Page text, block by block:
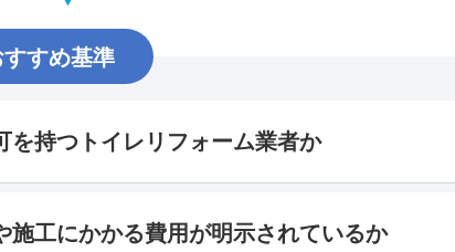
すめ基準
を持つトイレリフォーム業者か
施工にかかる費用が明示されているか